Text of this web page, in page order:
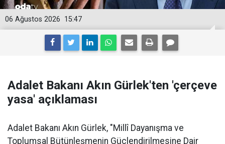
15:47
06 Ağustos 2026
Adalet Bakanı Akın Gürlek'ten 'çerçeve
yasa' açıklaması
Adalet Bakanı Akın Gürlek, "Millî Dayanışma ve
Toplumsal Bütünleşmenin Güçlendirilmesine Dair